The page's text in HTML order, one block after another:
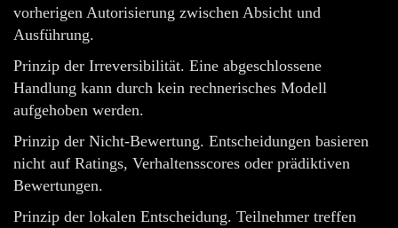
vorherigen Autorisierung zwischen Absicht und
Ausführung.
Prinzip der Irreversibilität. Eine abgeschlossene
Handlung kann durch kein rechnerisches Modell
aufgehoben werden.
Prinzip der Nicht-Bewertung. Entscheidungen basieren
nicht auf Ratings, Verhaltensscores oder prädiktiven
Bewertungen.
Prinzip der lokalen Entscheidung. Teilnehmer treffen